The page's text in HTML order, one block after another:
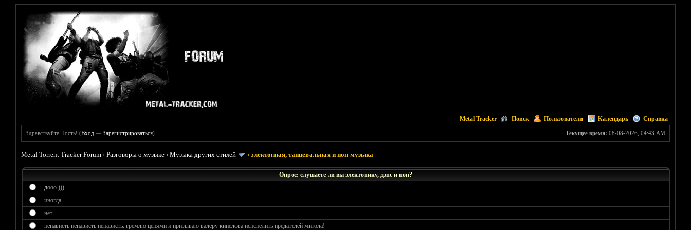
Metal Tracker Поиск Пользователи Календарь Справка
Текущее время: 08-08-2026, 04:43 AM
Здравствуйте, Гость! (Вход —Зарегистрироваться)
Metal Torrent Tracker Forum ›Разговоры о музыке ›Музыка других стилей ›электонная, танцевальная и поп-музыка
Опрос: слушаете ли вы электонику, дэнс и поп?
дооо )))
иногда
нет
ненависть ненависть ненависть. гремлю цепями и призываю валеру кипелова испепелить предателей митола!